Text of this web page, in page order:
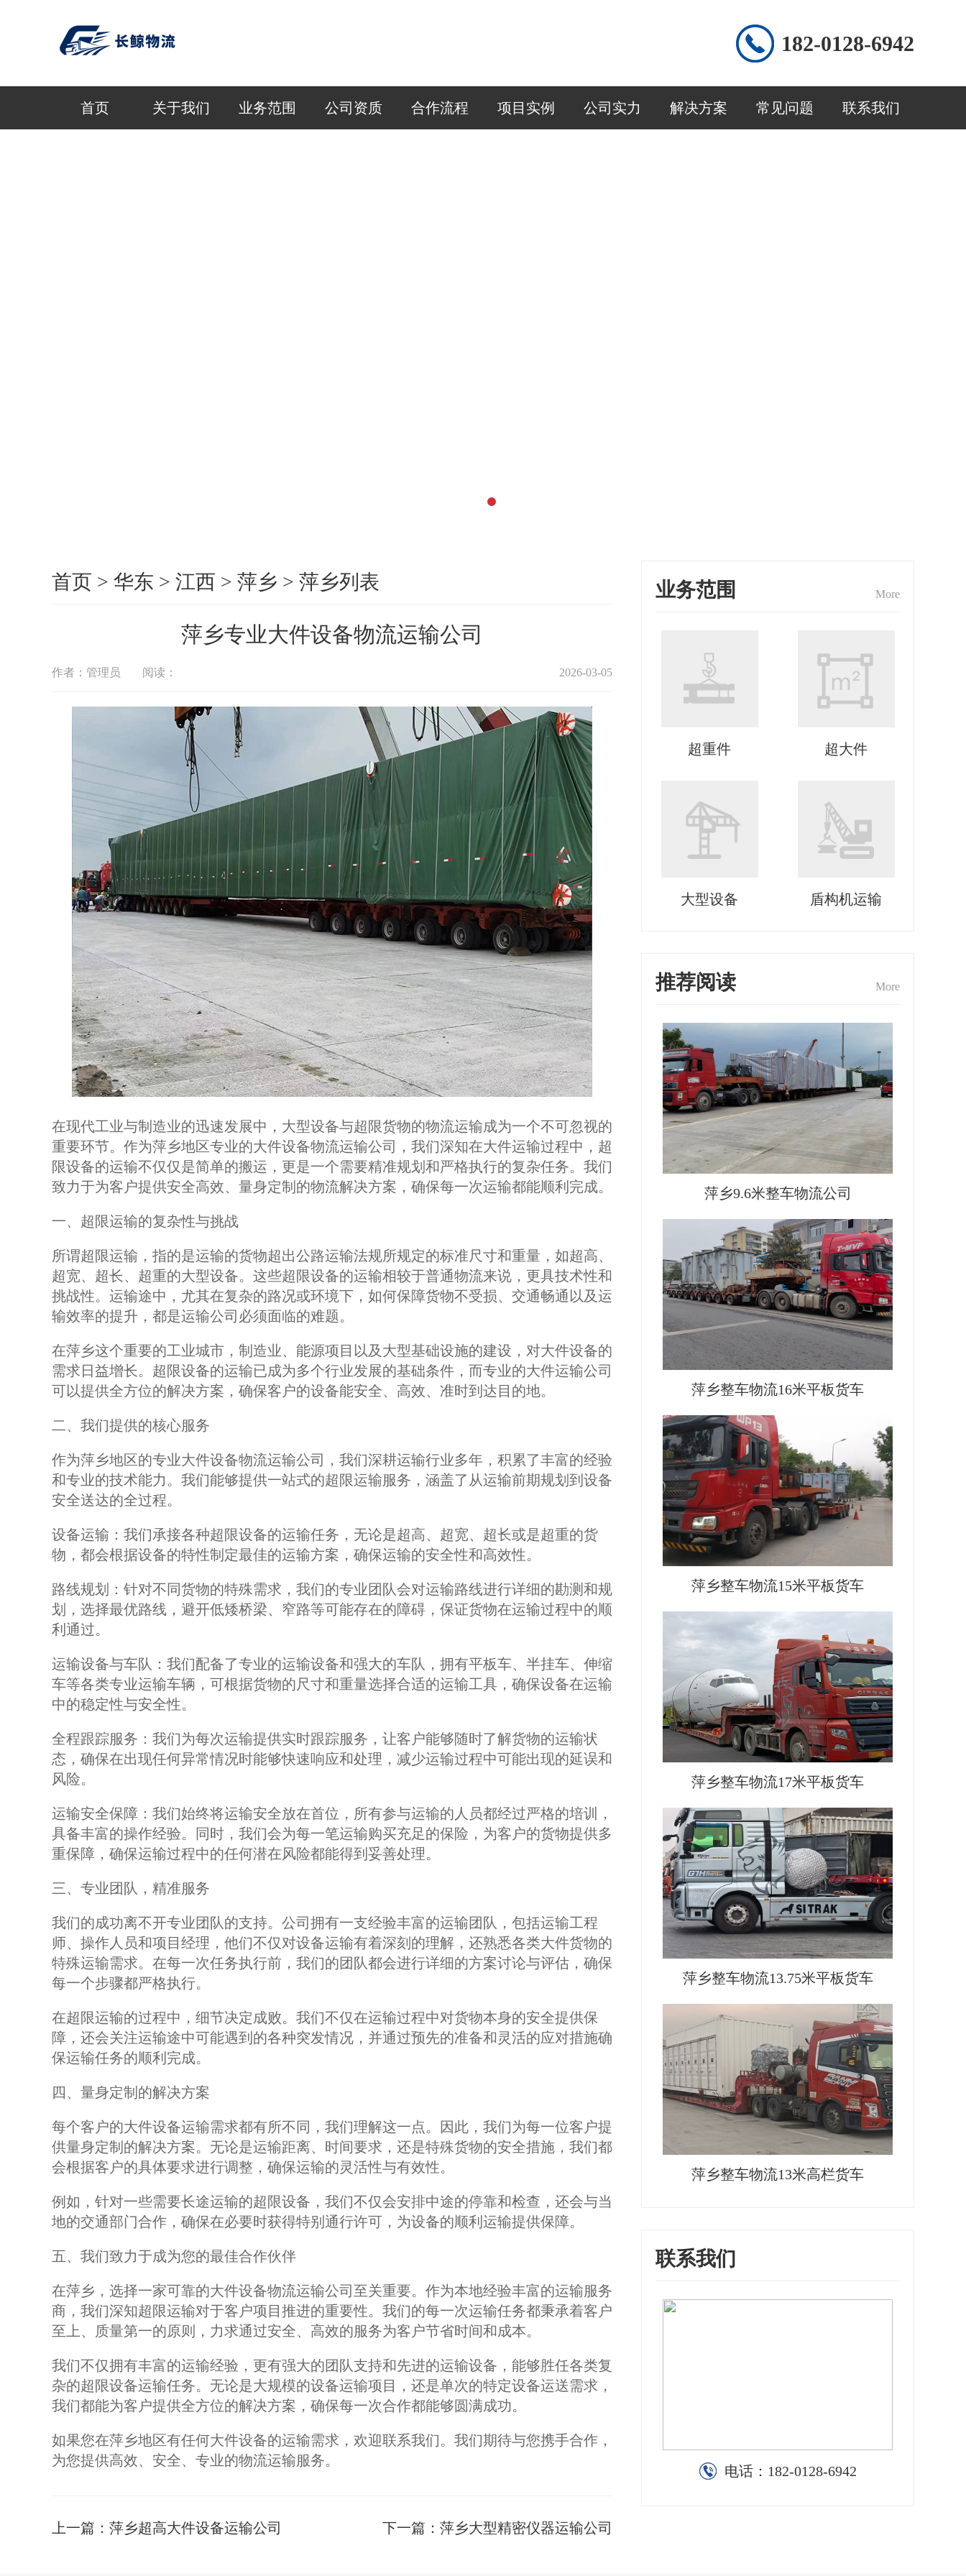
182-0128-6942
首页 关于我们 业务范围 公司资质 合作流程 项目实例 公司实力 解决方案 常见问题 联系我们
首页 > 华东 > 江西 > 萍乡 > 萍乡列表
萍乡专业大件设备物流运输公司
作者：管理员 阅读： 2026-03-05
在现代工业与制造业的迅速发展中，大型设备与超限货物的物流运输成为一个不可忽视的
重要环节。作为萍乡地区专业的大件设备物流运输公司，我们深知在大件运输过程中，超
限设备的运输不仅仅是简单的搬运，更是一个需要精准规划和严格执行的复杂任务。我们
致力于为客户提供安全高效、量身定制的物流解决方案，确保每一次运输都能顺利完成。
一、超限运输的复杂性与挑战
所谓超限运输，指的是运输的货物超出公路运输法规所规定的标准尺寸和重量，如超高、
超宽、超长、超重的大型设备。这些超限设备的运输相较于普通物流来说，更具技术性和
挑战性。运输途中，尤其在复杂的路况或环境下，如何保障货物不受损、交通畅通以及运
输效率的提升，都是运输公司必须面临的难题。
在萍乡这个重要的工业城市，制造业、能源项目以及大型基础设施的建设，对大件设备的
需求日益增长。超限设备的运输已成为多个行业发展的基础条件，而专业的大件运输公司
可以提供全方位的解决方案，确保客户的设备能安全、高效、准时到达目的地。
二、我们提供的核心服务
作为萍乡地区的专业大件设备物流运输公司，我们深耕运输行业多年，积累了丰富的经验
和专业的技术能力。我们能够提供一站式的超限运输服务，涵盖了从运输前期规划到设备
安全送达的全过程。
设备运输：我们承接各种超限设备的运输任务，无论是超高、超宽、超长或是超重的货
物，都会根据设备的特性制定最佳的运输方案，确保运输的安全性和高效性。
路线规划：针对不同货物的特殊需求，我们的专业团队会对运输路线进行详细的勘测和规
划，选择最优路线，避开低矮桥梁、窄路等可能存在的障碍，保证货物在运输过程中的顺
利通过。
运输设备与车队：我们配备了专业的运输设备和强大的车队，拥有平板车、半挂车、伸缩
车等各类专业运输车辆，可根据货物的尺寸和重量选择合适的运输工具，确保设备在运输
中的稳定性与安全性。
全程跟踪服务：我们为每次运输提供实时跟踪服务，让客户能够随时了解货物的运输状
态，确保在出现任何异常情况时能够快速响应和处理，减少运输过程中可能出现的延误和
风险。
运输安全保障：我们始终将运输安全放在首位，所有参与运输的人员都经过严格的培训，
具备丰富的操作经验。同时，我们会为每一笔运输购买充足的保险，为客户的货物提供多
重保障，确保运输过程中的任何潜在风险都能得到妥善处理。
三、专业团队，精准服务
我们的成功离不开专业团队的支持。公司拥有一支经验丰富的运输团队，包括运输工程
师、操作人员和项目经理，他们不仅对设备运输有着深刻的理解，还熟悉各类大件货物的
特殊运输需求。在每一次任务执行前，我们的团队都会进行详细的方案讨论与评估，确保
每一个步骤都严格执行。
在超限运输的过程中，细节决定成败。我们不仅在运输过程中对货物本身的安全提供保
障，还会关注运输途中可能遇到的各种突发情况，并通过预先的准备和灵活的应对措施确
保运输任务的顺利完成。
四、量身定制的解决方案
每个客户的大件设备运输需求都有所不同，我们理解这一点。因此，我们为每一位客户提
供量身定制的解决方案。无论是运输距离、时间要求，还是特殊货物的安全措施，我们都
会根据客户的具体要求进行调整，确保运输的灵活性与有效性。
例如，针对一些需要长途运输的超限设备，我们不仅会安排中途的停靠和检查，还会与当
地的交通部门合作，确保在必要时获得特别通行许可，为设备的顺利运输提供保障。
五、我们致力于成为您的最佳合作伙伴
在萍乡，选择一家可靠的大件设备物流运输公司至关重要。作为本地经验丰富的运输服务
商，我们深知超限运输对于客户项目推进的重要性。我们的每一次运输任务都秉承着客户
至上、质量第一的原则，力求通过安全、高效的服务为客户节省时间和成本。
我们不仅拥有丰富的运输经验，更有强大的团队支持和先进的运输设备，能够胜任各类复
杂的超限设备运输任务。无论是大规模的设备运输项目，还是单次的特定设备运送需求，
我们都能为客户提供全方位的解决方案，确保每一次合作都能够圆满成功。
如果您在萍乡地区有任何大件设备的运输需求，欢迎联系我们。我们期待与您携手合作，
为您提供高效、安全、专业的物流运输服务。
上一篇： 萍乡超高大件设备运输公司 下一篇： 萍乡大型精密仪器运输公司
业务范围 More
超重件 超大件
大型设备 盾构机运输
推荐阅读 More
萍乡9.6米整车物流公司
萍乡整车物流16米平板货车
萍乡整车物流15米平板货车
萍乡整车物流17米平板货车
萍乡整车物流13.75米平板货车
萍乡整车物流13米高栏货车
联系我们
电话： 182-0128-6942